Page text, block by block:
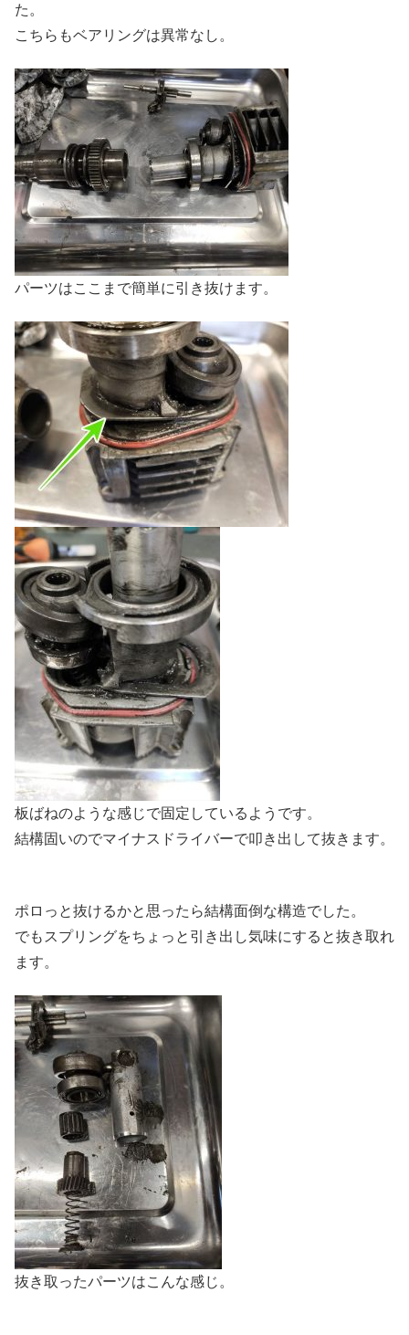
た。
こちらもベアリングは異常なし。
パーツはここまで簡単に引き抜けます。
板ばねのような感じで固定しているようです。
結構固いのでマイナスドライバーで叩き出して抜きます。
ポロっと抜けるかと思ったら結構面倒な構造でした。
でもスプリングをちょっと引き出し気味にすると抜き取れ
ます。
抜き取ったパーツはこんな感じ。